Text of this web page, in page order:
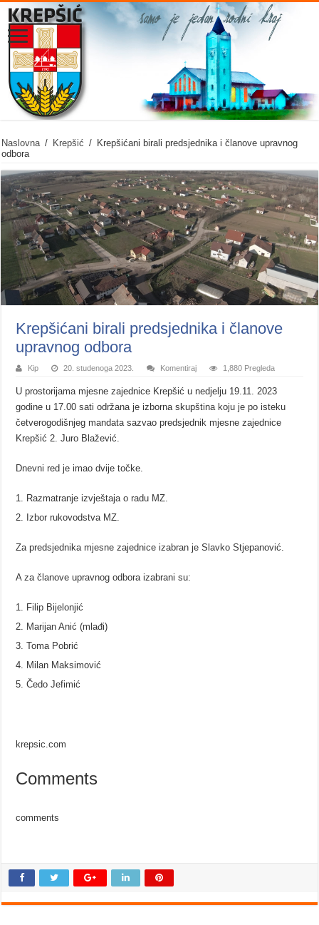
Naslovna / Krepšić / Krepšićani birali predsjednika i članove upravnog
odbora
Krepšićani birali predsjednika i članove
upravnog odbora
Kip 20. studenoga 2023. Komentiraj 1,880 Pregleda
U prostorijama mjesne zajednice Krepšić u nedjelju 19.11. 2023
godine u 17.00 sati održana je izborna skupština koju je po isteku
četverogodišnjeg mandata sazvao predsjednik mjesne zajednice
Krepšić 2. Juro Blažević.
Dnevni red je imao dvije točke.
Razmatranje izvještaja o radu MZ.
Izbor rukovodstva MZ.
Za predsjednika mjesne zajednice izabran je Slavko Stjepanović.
A za članove upravnog odbora izabrani su:
Filip Bijelonjić
Marijan Anić (mlađi)
Toma Pobrić
Milan Maksimović
Čedo Jefimić
krepsic.com
Comments
comments